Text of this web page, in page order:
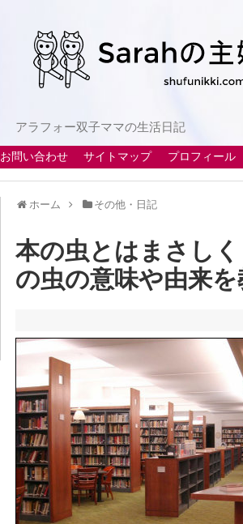
アラフォー双子ママの生活日記
お問い合わせ サイトマップ プロフィール
ホーム その他・日記
本の虫とはまさし
の虫の意味や由来